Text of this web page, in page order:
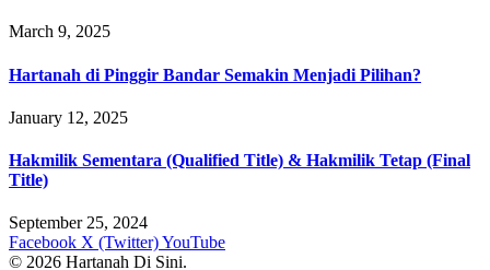
March 9, 2025
Hartanah di Pinggir Bandar Semakin Menjadi Pilihan?
January 12, 2025
Hakmilik Sementara (Qualified Title) & Hakmilik Tetap (Final
Title)
September 25, 2024
Facebook X (Twitter)YouTube
© 2026 Hartanah Di Sini.